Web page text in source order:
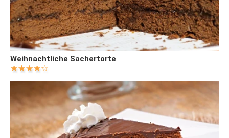
Weihnachtliche Sachertorte